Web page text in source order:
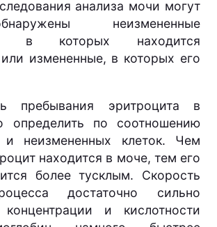
анализа мочи могут
неизмененные
в которых находится
измененные, в которых его
пребывания эритроцита в
определить по соотношению
и неизмененных клеток. Чем
находится в моче, тем его
более тусклым. Скорость
достаточно сильно
и кислотности